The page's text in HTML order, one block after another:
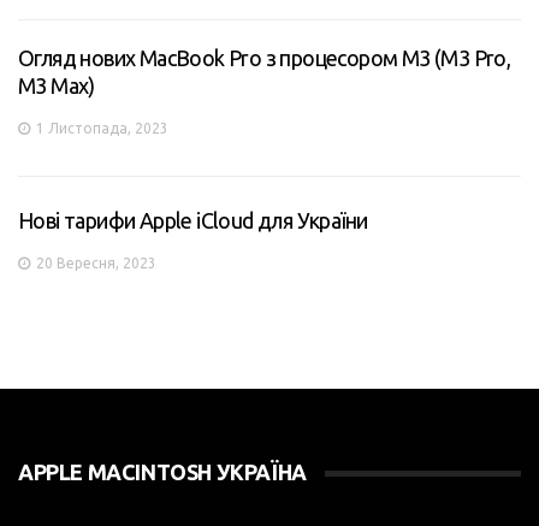
Огляд нових MacBook Pro з процесором M3 (M3 Pro,
M3 Max)
1 Листопада, 2023
Нові тарифи Apple iCloud для України
20 Вересня, 2023
APPLE MACINTOSH УКРАЇНА